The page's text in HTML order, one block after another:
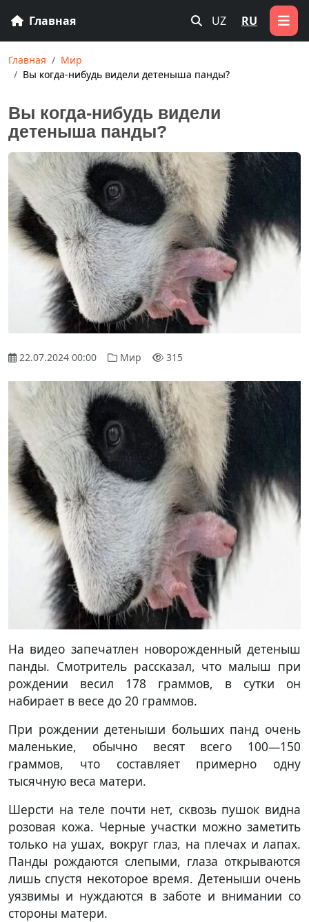
Главная UZ RU
Главная
Мир
Вы когда-нибудь видели детеныша панды?
Вы когда-нибудь видели
детеныша панды?
22.07.2024 00:00 Мир 315
На видео запечатлен новорожденный детеныш
панды. Смотритель рассказал, что малыш при
рождении весил 178 граммов, в сутки он
набирает в весе до 20 граммов.
При рождении детеныши больших панд очень
маленькие, обычно весят всего 100—150
граммов, что составляет примерно одну
тысячную веса матери.
Шерсти на теле почти нет, сквозь пушок видна
розовая кожа. Черные участки можно заметить
только на ушах, вокруг глаз, на плечах и лапах.
Панды рождаются слепыми, глаза открываются
лишь спустя некоторое время. Детеныши очень
уязвимы и нуждаются в заботе и внимании со
стороны матери.